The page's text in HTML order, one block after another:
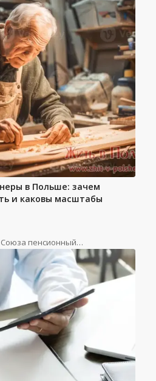
в Польше: зачем
и каковы масштабы
Союза пенсионный…